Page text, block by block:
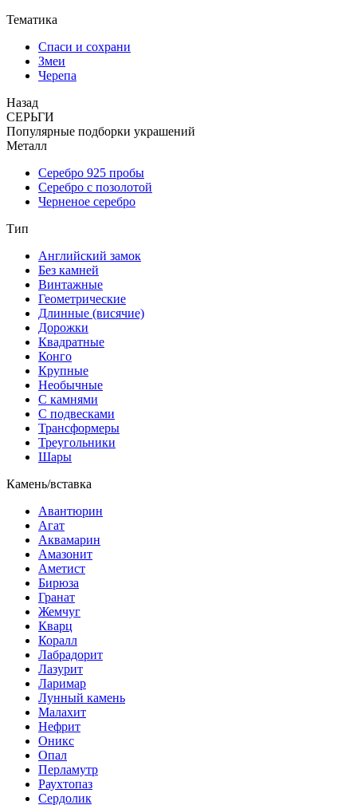
Тематика
Спаси и сохрани
Змеи
Черепа
Назад
СЕРЬГИ
Популярные подборки украшений
Металл
Серебро 925 пробы
Серебро с позолотой
Черненое серебро
Тип
Английский замок
Без камней
Винтажные
Геометрические
Длинные (висячие)
Дорожки
Квадратные
Конго
Крупные
Необычные
С камнями
С подвесками
Трансформеры
Треугольники
Шары
Камень/вставка
Авантюрин
Агат
Аквамарин
Амазонит
Аметист
Бирюза
Гранат
Жемчуг
Кварц
Коралл
Лабрадорит
Лазурит
Ларимар
Лунный камень
Малахит
Нефрит
Оникс
Опал
Перламутр
Раухтопаз
Сердолик